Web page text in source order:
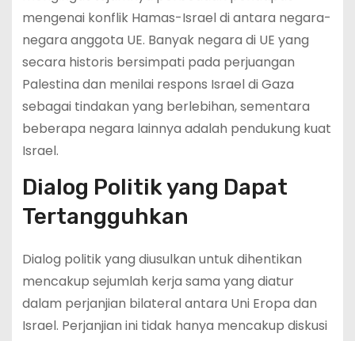
mengenai konflik Hamas-Israel di antara negara-
negara anggota UE. Banyak negara di UE yang
secara historis bersimpati pada perjuangan
Palestina dan menilai respons Israel di Gaza
sebagai tindakan yang berlebihan, sementara
beberapa negara lainnya adalah pendukung kuat
Israel.
Dialog Politik yang Dapat
Tertangguhkan
Dialog politik yang diusulkan untuk dihentikan
mencakup sejumlah kerja sama yang diatur
dalam perjanjian bilateral antara Uni Eropa dan
Israel. Perjanjian ini tidak hanya mencakup diskusi